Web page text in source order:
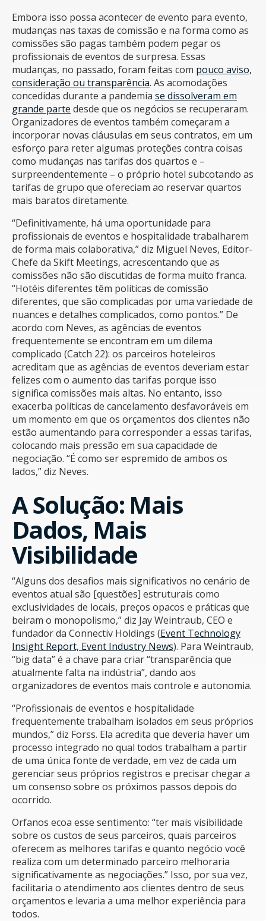
Embora isso possa acontecer de evento para evento,
mudanças nas taxas de comissão e na forma como as
comissões são pagas também podem pegar os
profissionais de eventos de surpresa. Essas
mudanças, no passado, foram feitas com pouco aviso,
consideração ou transparência. As acomodações
concedidas durante a pandemia se dissolveram em
grande parte desde que os negócios se recuperaram.
Organizadores de eventos também começaram a
incorporar novas cláusulas em seus contratos, em um
esforço para reter algumas proteções contra coisas
como mudanças nas tarifas dos quartos e –
surpreendentemente – o próprio hotel subcotando as
tarifas de grupo que ofereciam ao reservar quartos
mais baratos diretamente.
“Definitivamente, há uma oportunidade para
profissionais de eventos e hospitalidade trabalharem
de forma mais colaborativa,” diz Miguel Neves, Editor-
Chefe da Skift Meetings, acrescentando que as
comissões não são discutidas de forma muito franca.
“Hotéis diferentes têm políticas de comissão
diferentes, que são complicadas por uma variedade de
nuances e detalhes complicados, como pontos.” De
acordo com Neves, as agências de eventos
frequentemente se encontram em um dilema
complicado (Catch 22): os parceiros hoteleiros
acreditam que as agências de eventos deveriam estar
felizes com o aumento das tarifas porque isso
significa comissões mais altas. No entanto, isso
exacerba políticas de cancelamento desfavoráveis em
um momento em que os orçamentos dos clientes não
estão aumentando para corresponder a essas tarifas,
colocando mais pressão em sua capacidade de
negociação. “É como ser espremido de ambos os
lados,” diz Neves.
A Solução: Mais
Dados, Mais
Visibilidade
“Alguns dos desafios mais significativos no cenário de
eventos atual são [questões] estruturais como
exclusividades de locais, preços opacos e práticas que
beiram o monopolismo,” diz Jay Weintraub, CEO e
fundador da Connectiv Holdings (Event Technology
Insight Report, Event Industry News). Para Weintraub,
“big data” é a chave para criar “transparência que
atualmente falta na indústria”, dando aos
organizadores de eventos mais controle e autonomia.
“Profissionais de eventos e hospitalidade
frequentemente trabalham isolados em seus próprios
mundos,” diz Forss. Ela acredita que deveria haver um
processo integrado no qual todos trabalham a partir
de uma única fonte de verdade, em vez de cada um
gerenciar seus próprios registros e precisar chegar a
um consenso sobre os próximos passos depois do
ocorrido.
Orfanos ecoa esse sentimento: “ter mais visibilidade
sobre os custos de seus parceiros, quais parceiros
oferecem as melhores tarifas e quanto negócio você
realiza com um determinado parceiro melhoraria
significativamente as negociações.” Isso, por sua vez,
facilitaria o atendimento aos clientes dentro de seus
orçamentos e levaria a uma melhor experiência para
todos.